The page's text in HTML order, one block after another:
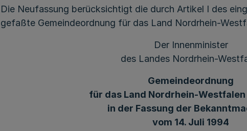
Die Neufassung berücksichtigt die durch Artikel I des
gefaßte Gemeindeordnung für das Land Nordrhein-
Der Innenminister
des Landes Nordrhein-
Gemeindeordnung
für das Land Nordrhein-Westfalen
in der Fassung der
vom 14. Juli 1994